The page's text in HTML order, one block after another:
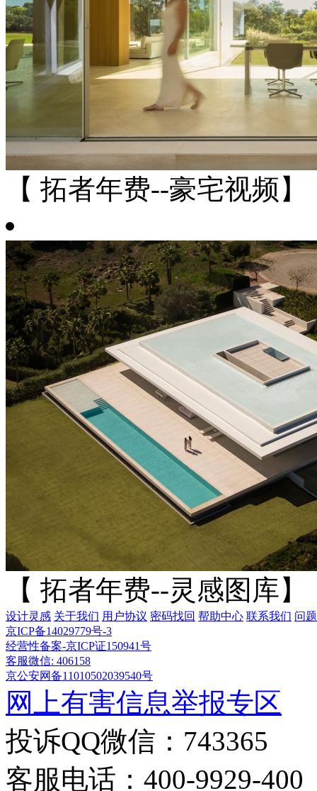
【 拓者年费--豪宅视频】
【 拓者年费--灵感图库】
设计灵感 关于我们 用户协议 密码找回 帮助中心 联系我们 问
京ICP备14029779号-3
经营性备案-京ICP证150941号
客服微信: 406158
京公安网备11010502039540号
网上有害信息举报专区
投诉QQ微信：743365
客服电话：400-9929-400